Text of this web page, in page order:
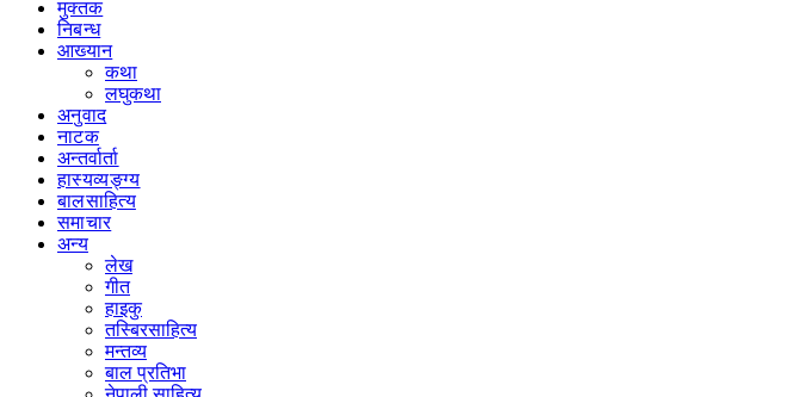
मुक्तक
निबन्ध
आख्यान
कथा
लघुकथा
अनुवाद
नाटक
अन्तर्वार्ता
हास्यव्यङ्ग्य
बालसाहित्य
समाचार
अन्य
लेख
गीत
हाइकु
तस्बिरसाहित्य
मन्तव्य
बाल प्रतिभा